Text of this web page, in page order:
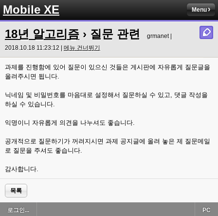
Mobile XE Menu
18년 알고리즘 › 질문 관련
grmanet |
2018.10.18 11:23:12 | 메뉴 건너뛰기
과제를 진행함에 있어 질문이 있으신 것들은 게시판에 자유롭게 질문글을
올려주시면 됩니다.
닉네임 및 비밀번호를 마음대로 설정해서 질문하실 수 있고, 댓글 작성을
하실 수 있습니다.
익명이니 자유롭게 의견을 나누셔도 좋습니다.
공개적으로 질문하기가 꺼려지시면 과제 공지글에 올려 놓은 제 질문메일
로 질문을 주셔도 좋습니다.
감사합니다.
목록
로그인... PC